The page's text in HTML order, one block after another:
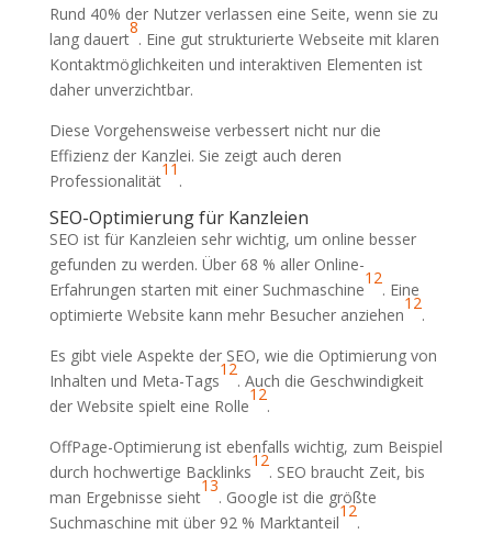
Rund 40% der Nutzer verlassen eine Seite, wenn sie zu
lang dauert
8
. Eine gut strukturierte Webseite mit klaren
Kontaktmöglichkeiten und interaktiven Elementen ist
daher unverzichtbar.
Diese Vorgehensweise verbessert nicht nur die
Effizienz der Kanzlei. Sie zeigt auch deren
Professionalität
11
.
SEO-Optimierung für Kanzleien
SEO ist für Kanzleien sehr wichtig, um online besser
gefunden zu werden. Über 68 % aller Online-
Erfahrungen starten mit einer Suchmaschine
12
. Eine
optimierte Website kann mehr Besucher anziehen
12
.
Es gibt viele Aspekte der SEO, wie die Optimierung von
Inhalten und Meta-Tags
12
. Auch die Geschwindigkeit
der Website spielt eine Rolle
12
.
OffPage-Optimierung ist ebenfalls wichtig, zum Beispiel
durch hochwertige Backlinks
12
. SEO braucht Zeit, bis
man Ergebnisse sieht
13
. Google ist die größte
Suchmaschine mit über 92 % Marktanteil
12
.